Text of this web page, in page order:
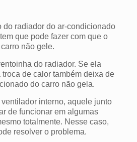
do radiador do ar-condicionado
que pode fazer com que o
não gele.
do radiador. Se ela
troca de calor também deixa de
do carro não gela.
ventilador interno, aquele junto
de funcionar em algumas
totalmente. Nesse caso,
resolver o problema.